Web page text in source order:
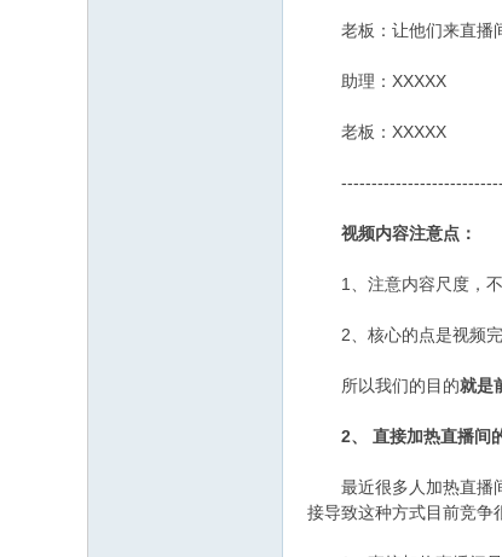
老板：让他们来直播
助理：XXXXX
老板：XXXXX
视频内容注意点：
1、注意内容尺度，不
2、核心的点是视频完
所以我们的目的就是
2、 直接加热直播间
最近很多人加热直播间
接导致这种方式目前竞争